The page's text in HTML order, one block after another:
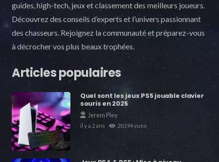
guides, high-tech, jeux et classement des meilleurs joueurs.
Découvrez des conseils d’experts et l’univers passionnant
des chasseurs. Rejoignez la communauté et préparez-vous
à décrocher vos plus beaux trophées.
Articles populaires
Quel sont les jeux PS5 jouable clavier
souris en 2025
Jerem Pley
il y a 2 ans 20,194vues